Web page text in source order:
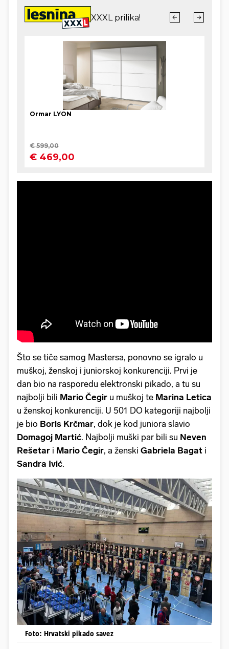
Što se tiče samog Mastersa, ponovno se igralo u
muškoj, ženskoj i juniorskoj konkurenciji. Prvi je
dan bio na rasporedu elektronski pikado, a tu su
najbolji bili Mario Čegir u muškoj te Marina Letica
u ženskoj konkurenciji. U 501 DO kategoriji najbolji
je bio Boris Krčmar, dok je kod juniora slavio
Domagoj Martić. Najbolji muški par bili su Neven
Rešetar i Mario Čegir, a ženski Gabriela Bagat i
Sandra Ivić.
Foto: Hrvatski pikado savez